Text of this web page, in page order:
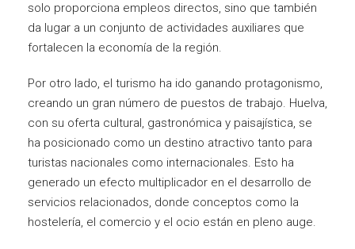
solo proporciona empleos directos, sino que también
da lugar a un conjunto de actividades auxiliares que
fortalecen la economía de la región.
Por otro lado, el turismo ha ido ganando protagonismo,
creando un gran número de puestos de trabajo. Huelva,
con su oferta cultural, gastronómica y paisajística, se
ha posicionado como un destino atractivo tanto para
turistas nacionales como internacionales. Esto ha
generado un efecto multiplicador en el desarrollo de
servicios relacionados, donde conceptos como la
hostelería, el comercio y el ocio están en pleno auge.